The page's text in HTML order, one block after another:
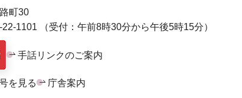
町30
22-1101 （受付：午前8時30分から午後5時15分）
手話リンクのご案内
を見る 庁舎案内